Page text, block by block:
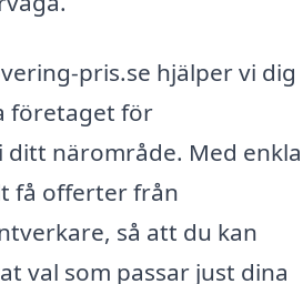
pris.se hjälper vi dig
företaget för
närområde. Med enkla
få offerter från
så att du kan
val som passar just dina